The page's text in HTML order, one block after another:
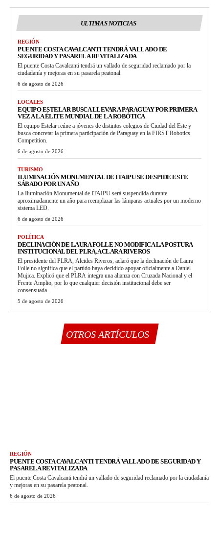
ULTIMAS NOTICIAS
REGIÓN
PUENTE COSTA CAVALCANTI TENDRÁ VALLADO DE
SEGURIDAD Y PASARELA REVITALIZADA
El puente Costa Cavalcanti tendrá un vallado de seguridad reclamado por la
ciudadanía y mejoras en su pasarela peatonal.
6 de agosto de 2026
LOCALES
EQUIPO ESTELAR BUSCA LLEVAR A PARAGUAY POR PRIMERA
VEZ A LA ÉLITE MUNDIAL DE LA ROBÓTICA
El equipo Estelar reúne a jóvenes de distintos colegios de Ciudad del Este y
busca concretar la primera participación de Paraguay en la FIRST Robotics
Competition.
6 de agosto de 2026
TURISMO
ILUMINACIÓN MONUMENTAL DE ITAIPU SE DESPIDE ESTE
SÁBADO POR UN AÑO
La Iluminación Monumental de ITAIPU será suspendida durante
aproximadamente un año para reemplazar las lámparas actuales por un moderno
sistema LED.
6 de agosto de 2026
POLÍTICA
DECLINACIÓN DE LAURA FOLLE NO MODIFICA LA POSTURA
INSTITUCIONAL DEL PLRA, ACLARA RIVEROS
El presidente del PLRA, Alcides Riveros, aclaró que la declinación de Laura
Folle no significa que el partido haya decidido apoyar oficialmente a Daniel
Mujica. Explicó que el PLRA integra una alianza con Cruzada Nacional y el
Frente Amplio, por lo que cualquier decisión institucional debe ser
consensuada.
5 de agosto de 2026
OTROS ARTÍCULOS
REGIÓN
PUENTE COSTA CAVALCANTI TENDRÁ VALLADO DE SEGURIDAD Y
PASARELA REVITALIZADA
El puente Costa Cavalcanti tendrá un vallado de seguridad reclamado por la ciudadanía
y mejoras en su pasarela peatonal.
6 de agosto de 2026